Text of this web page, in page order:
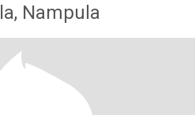
Nampula